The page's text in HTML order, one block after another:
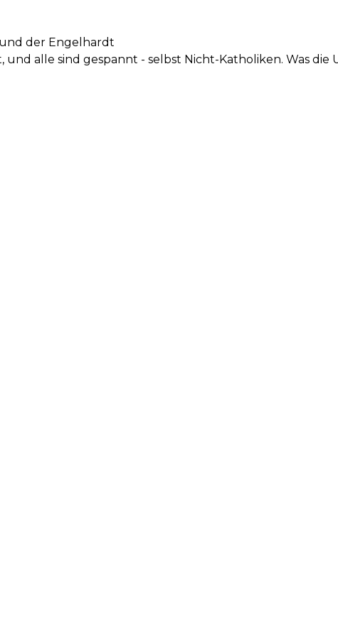
der Engelhardt
alle sind gespannt - selbst Nicht-Katholiken. Was die